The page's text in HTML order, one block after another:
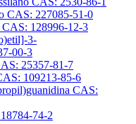
CAS: 227085-51-0
128996-12-3
3-
00-3
25357-81-7
109213-85-6
CAS:
74-2